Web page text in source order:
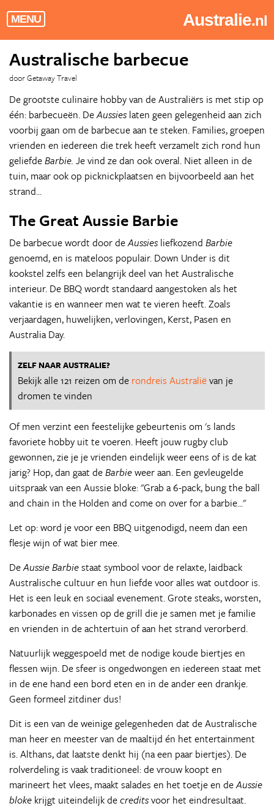
MENU Australie.nl
Australische barbecue
door Getaway Travel
De grootste culinaire hobby van de Australiërs is met stip op
één: barbecueën. DeAussieslaten geen gelegenheid aan zich
voorbij gaan om de barbecue aan te steken. Families, groepen
vrienden en iedereen die trek heeft verzamelt zich rond hun
geliefdeBarbie. Je vind ze dan ook overal. Niet alleen in de
tuin, maar ook op picknickplaatsen en bijvoorbeeld aan het
strand...
The Great Aussie Barbie
De barbecue wordt door deAussiesliefkozend Barbie
genoemd, en is mateloos populair. Down Under is dit
kookstel zelfs een belangrijk deel van het Australische
interieur. De BBQ wordt standaard aangestoken als het
vakantie is en wanneer men wat te vieren heeft. Zoals
verjaardagen, huwelijken, verlovingen, Kerst, Pasen en
Australia Day.
ZELF NAAR AUSTRALIE?
Bekijk alle 121 reizen om de rondreis Australiëvan je
dromen te vinden
Of men verzint een feestelijke gebeurtenis om 's lands
favoriete hobby uit te voeren. Heeft jouw rugby club
gewonnen, zie je je vrienden eindelijk weer eens of is de kat
jarig? Hop, dan gaat deBarbieweer aan. Een gevleugelde
uitspraak van een Aussie bloke: "Grab a 6-pack, bung the ball
and chain in the Holden and come on over for a barbie..."
Let op: word je voor een BBQ uitgenodigd, neem dan een
flesje wijn of wat bier mee.
DeAussie Barbiestaat symbool voor de relaxte, laidback
Australische cultuur en hun liefde voor alles wat outdoor is.
Het is een leuk en sociaal evenement. Grote steaks, worsten,
karbonades en vissen op de grill die je samen met je familie
en vrienden in de achtertuin of aan het strand verorberd.
Natuurlijk weggespoeld met de nodige koude biertjes en
flessen wijn. De sfeer is ongedwongen en iedereen staat met
in de ene hand een bord eten en in de ander een drankje.
Geen formeel zitdiner dus!
Dit is een van de weinige gelegenheden dat de Australische
man heer en meester van de maaltijd én het entertainment
is. Althans, dat laatste denkt hij (na een paar biertjes). De
rolverdeling is vaak traditioneel: de vrouw koopt en
marineert het vlees, maakt salades en het toetje en deAussie
bloke krijgt uiteindelijk decreditsvoor het eindresultaat.